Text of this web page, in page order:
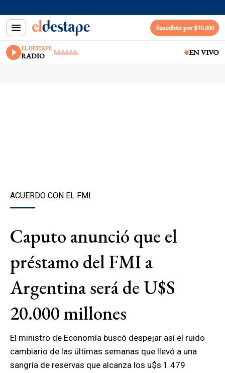
Suscribite por $10.000
EL DESTAPE
RADIO EN VIVO
ACUERDO CON EL FMI
Caputo anunció que el
préstamo del FMI a
Argentina será de U$S
20.000 millones
El ministro de Economía buscó despejar así el ruido
cambiario de las últimas semanas que llevó a una
sangría de reservas que alcanza los u$s 1.479